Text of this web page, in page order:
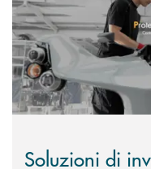
Soluzioni di